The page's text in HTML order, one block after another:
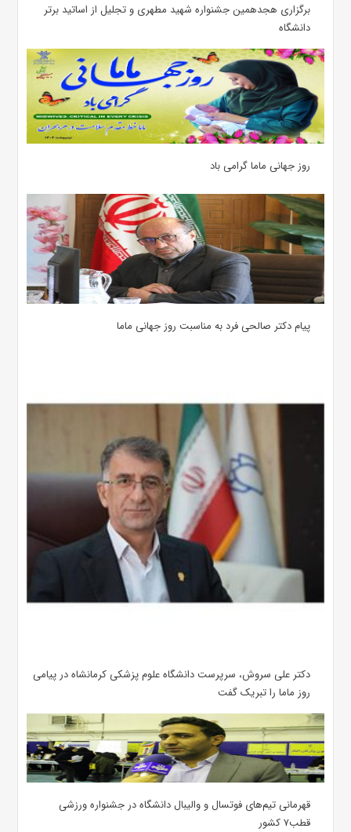
برگزاری هجدهمین جشنواره شهید مطهری و تجلیل از اساتید برتر
دانشگاه
روز جهانی ماما گرامی باد
پیام دکتر صالحی فرد به مناسبت روز جهانی ماما
دکتر علی سروش، سرپرست دانشگاه علوم پزشکی کرمانشاه در پیامی
روز ماما را تبریک گفت
قهرمانی تیم‌های فوتسال و والیبال دانشگاه در جشنواره ورزشی
قطب۷ کشور